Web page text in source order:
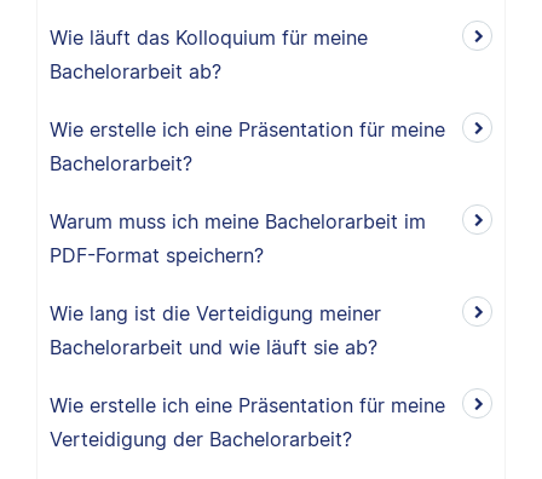
Wie läuft das Kolloquium für meine
Bachelorarbeit ab?
Wie erstelle ich eine Präsentation für meine
Bachelorarbeit?
Warum muss ich meine Bachelorarbeit im
PDF-Format speichern?
Wie lang ist die Verteidigung meiner
Bachelorarbeit und wie läuft sie ab?
Wie erstelle ich eine Präsentation für meine
Verteidigung der Bachelorarbeit?